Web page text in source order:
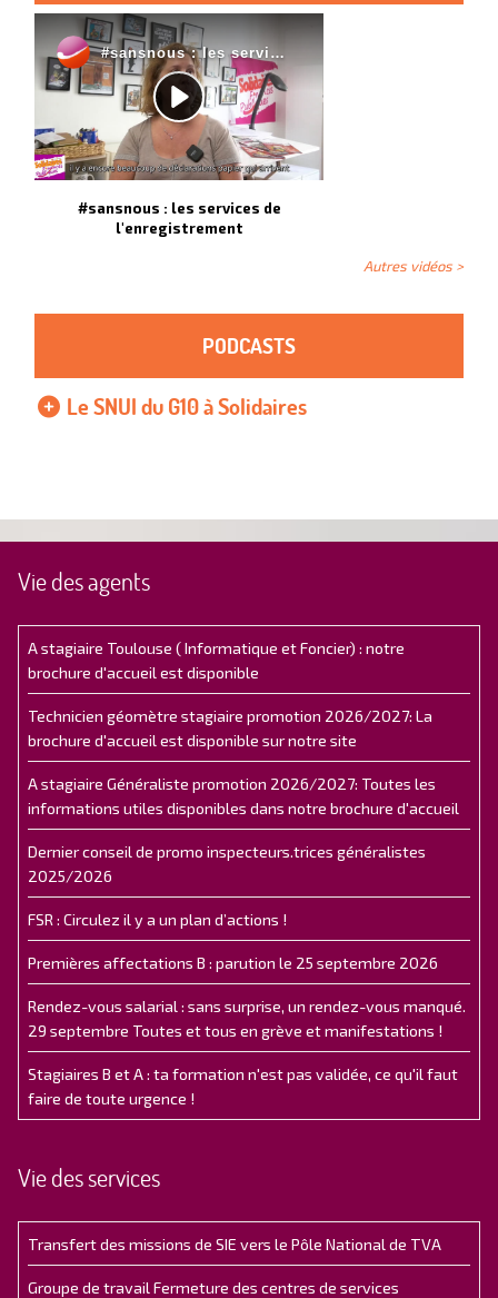
#sansnous : les services de
l'enregistrement
Autres vidéos >
PODCASTS
Le SNUI du G10 à Solidaires
Vie des agents
A stagiaire Toulouse ( Informatique et Foncier) : notre
brochure d'accueil est disponible
Technicien géomètre stagiaire promotion 2026/2027: La
brochure d'accueil est disponible sur notre site
A stagiaire Généraliste promotion 2026/2027: Toutes les
informations utiles disponibles dans notre brochure d'accueil
Dernier conseil de promo inspecteurs.trices généralistes
2025/2026
FSR : Circulez il y a un plan d’actions !
Premières affectations B : parution le 25 septembre 2026
Rendez-vous salarial : sans surprise, un rendez-vous manqué.
29 septembre Toutes et tous en grève et manifestations !
Stagiaires B et A : ta formation n'est pas validée, ce qu'il faut
faire de toute urgence !
Vie des services
Transfert des missions de SIE vers le Pôle National de TVA
Groupe de travail Fermeture des centres de services